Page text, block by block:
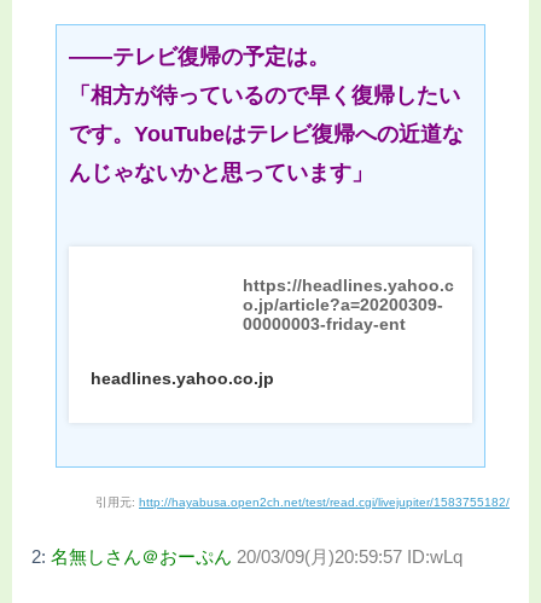
――テレビ復帰の予定は。
「相方が待っているので早く復帰したい
です。YouTubeはテレビ復帰への近道な
んじゃないかと思っています」
https://headlines.yahoo.c
o.jp/article?a=20200309-
00000003-friday-ent
headlines.yahoo.co.jp
引用元: http://hayabusa.open2ch.net/test/read.cgi/livejupiter/1583755182/
2: 名無しさん＠おーぷん 20/03/09(月)20:59:57 ID:wLq